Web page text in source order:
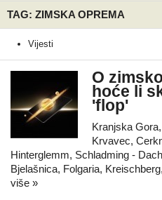
TAG: ZIMSKA OPREMA
Vijesti
O
hoće li
'flop'
Kranjska
Krvavec,
Hinterglemm, Schladming -
Bjelašnica, Folgaria,
više »